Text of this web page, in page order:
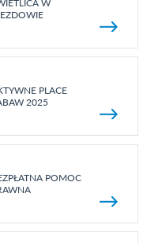
W
PLACE
2025
POMOC